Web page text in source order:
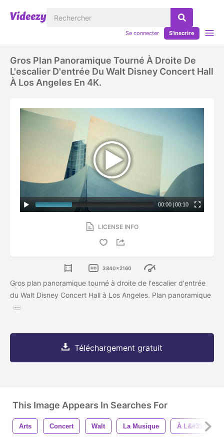
Se connecter S'inscrire
Gros Plan Panoramique Tourné À Droite De
L'escalier D'entrée Du Walt Disney Concert Hall
À Los Angeles En 4K.
00:00 | 00:10
LICENSE INFO
3840x2160
Gros plan panoramique tourné à droite de l'escalier d'entrée
du Walt Disney Concert Hall à Los Angeles. Plan panoramique
Téléchargement gratuit
This Image Appears In Searches For
Arts Concert Walt La Musique À